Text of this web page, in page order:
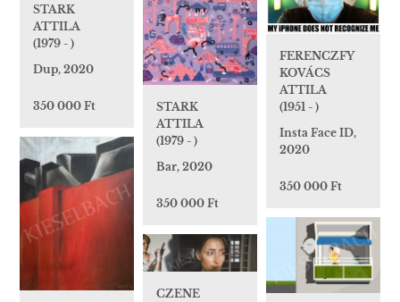
STARK
ATTILA
(1979 - )
Dup, 2020
350 000 Ft
FERENCZFY
KOVÁCS
ATTILA
(1951 - )
Insta Face ID,
2020
350 000 Ft
STARK
ATTILA
(1979 - )
Bar, 2020
350 000 Ft
CZENE